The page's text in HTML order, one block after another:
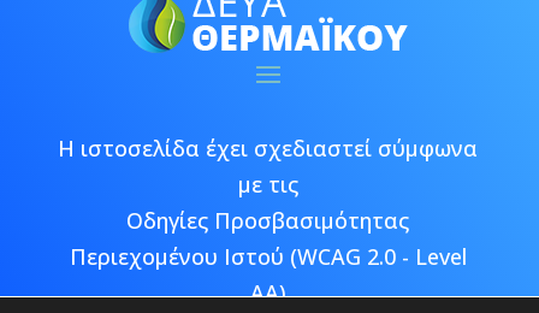
Η ιστοσελίδα έχει σχεδιαστεί σύμφωνα
με τις
Οδηγίες Προσβασιμότητας
Περιεχομένου Ιστού (WCAG 2.0 - Level
AA)